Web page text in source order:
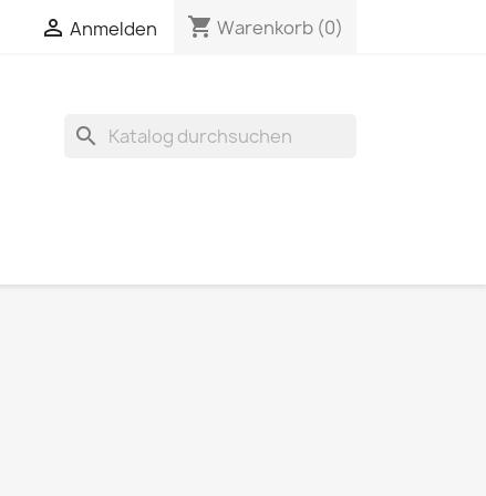
 Anmelden shopping_cart Warenkorb (0)
search